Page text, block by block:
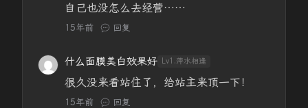
自己也没怎么去经营……
15年前 回复
什么面膜美白效果好 Lv1.萍水相逢
很久没来看站住了，给站主来顶一下！
15年前 回复